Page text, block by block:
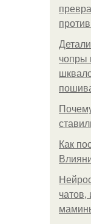
чопры
Как
чатов,